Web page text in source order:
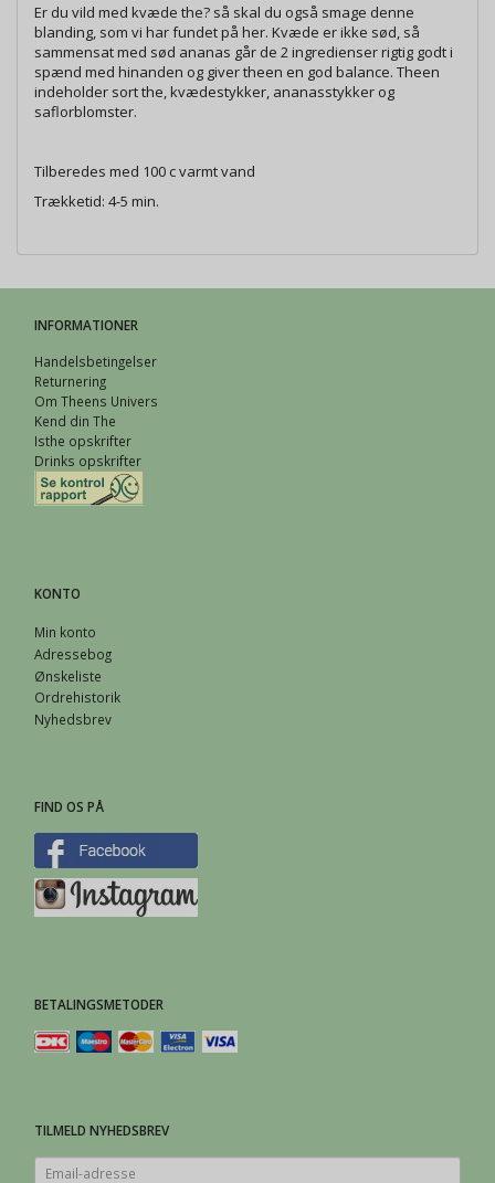
Er du vild med kvæde the? så skal du også smage denne
blanding, som vi har fundet på her. Kvæde er ikke sød, så
sammensat med sød ananas går de 2 ingredienser rigtig godt i
spænd med hinanden og giver theen en god balance. Theen
indeholder sort the, kvædestykker, ananasstykker og
saflorblomster.
Tilberedes med 100 c varmt vand
Trækketid: 4-5 min.
INFORMATIONER
Handelsbetingelser
Returnering
Om Theens Univers
Kend din The
Isthe opskrifter
Drinks opskrifter
KONTO
Min konto
Adressebog
Ønskeliste
Ordrehistorik
Nyhedsbrev
FIND OS PÅ
BETALINGSMETODER
TILMELD NYHEDSBREV
Email-